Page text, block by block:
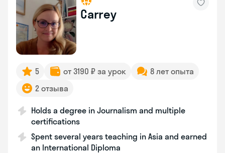
Carrey
5 от 3190 ₽ за урок
8 лет опыта
2 отзыва
Holds a degree in Journalism and multiple
certifications
Spent several years teaching in Asia and earned
an International Diploma